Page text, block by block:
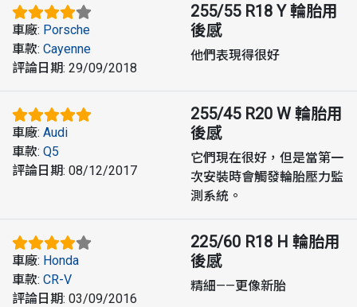
車廠: Porsche
車款: Cayenne
評論日期: 29/09/2018
255/55 R18 Y 輪胎用
後感
他們表現得很好
車廠: Audi
車款: Q5
評論日期: 08/12/2017
255/45 R20 W 輪胎用
後感
它們現在很好，但是當第一
次安裝時會觸發輪胎壓力監
測系統。
車廠: Honda
車款: CR-V
評論日期: 03/09/2016
225/60 R18 H 輪胎用
後感
精細——更像新胎